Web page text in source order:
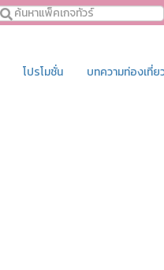
โปรโมชั่น บทความท่องเที่ย